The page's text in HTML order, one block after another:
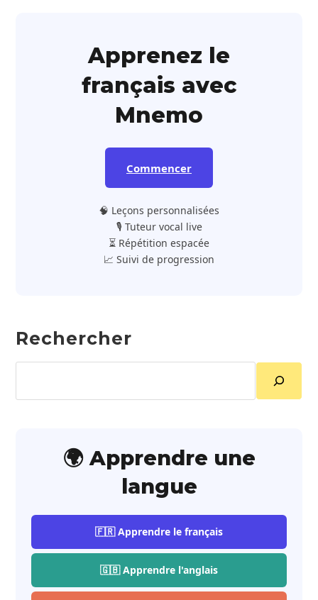
Apprenez le
français avec
Mnemo
Commencer
🧠 Leçons personnalisées
🎙️ Tuteur vocal live
⏳ Répétition espacée
📈 Suivi de progression
Rechercher
🌍 Apprendre une
langue
🇫🇷 Apprendre le français
🇬🇧 Apprendre l'anglais